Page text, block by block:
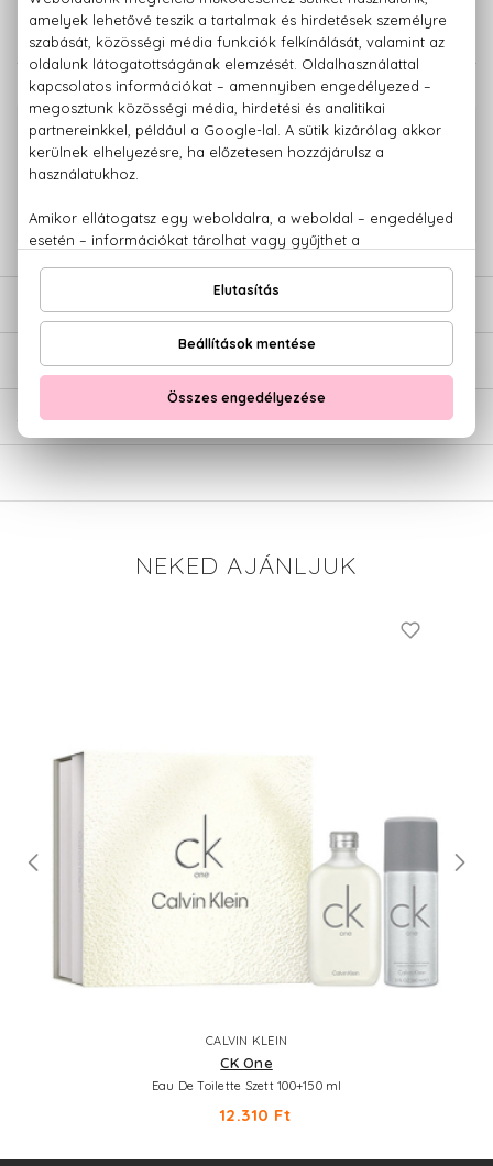
KAPCSOLÓDÓ TERMÉKEK
100% eredeti termékek,14 napos visszaküldési garanciával
779 1926
ÉRTÉKELÉSEK (0)
SZÁLLÍTÁS
NEKED AJÁNLJUK
CALVIN KLEIN
CK One
Eau De Toilette Szett 100+150 ml
12.310 Ft